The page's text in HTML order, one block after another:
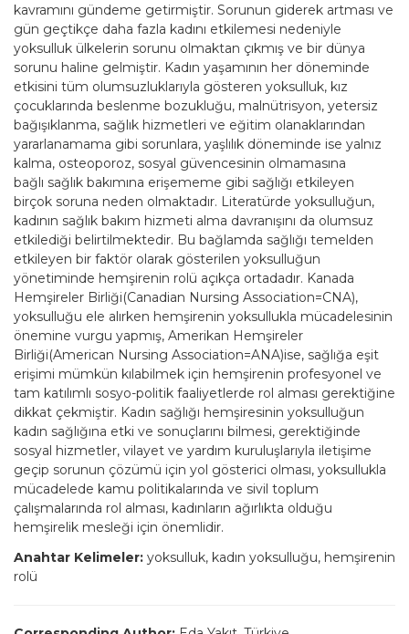
kavramını gündeme getirmiştir. Sorunun giderek artması ve
gün geçtikçe daha fazla kadını etkilemesi nedeniyle
yoksulluk ülkelerin sorunu olmaktan çıkmış ve bir dünya
sorunu haline gelmiştir. Kadın yaşamının her döneminde
etkisini tüm olumsuzluklarıyla gösteren yoksulluk, kız
çocuklarında beslenme bozukluğu, malnütrisyon, yetersiz
bağışıklanma, sağlık hizmetleri ve eğitim olanaklarından
yararlanamama gibi sorunlara, yaşlılık döneminde ise yalnız
kalma, osteoporoz, sosyal güvencesinin olmamasına
bağlı sağlık bakımına erişememe gibi sağlığı etkileyen
birçok soruna neden olmaktadır. Literatürde yoksulluğun,
kadının sağlık bakım hizmeti alma davranışını da olumsuz
etkilediği belirtilmektedir. Bu bağlamda sağlığı temelden
etkileyen bir faktör olarak gösterilen yoksulluğun
yönetiminde hemşirenin rolü açıkça ortadadır. Kanada
Hemşireler Birliği(Canadian Nursing Association=CNA),
yoksulluğu ele alırken hemşirenin yoksullukla mücadelesinin
önemine vurgu yapmış, Amerikan Hemşireler
Birliği(American Nursing Association=ANA)ise, sağlığa eşit
erişimi mümkün kılabilmek için hemşirenin profesyonel ve
tam katılımlı sosyo-politik faaliyetlerde rol alması gerektiğine
dikkat çekmiştir. Kadın sağlığı hemşiresinin yoksulluğun
kadın sağlığına etki ve sonuçlarını bilmesi, gerektiğinde
sosyal hizmetler, vilayet ve yardım kuruluşlarıyla iletişime
geçip sorunun çözümü için yol gösterici olması, yoksullukla
mücadelede kamu politikalarında ve sivil toplum
çalışmalarında rol alması, kadınların ağırlıkta olduğu
hemşirelik mesleği için önemlidir.
Anahtar Kelimeler: yoksulluk, kadın yoksulluğu, hemşirenin
rolü